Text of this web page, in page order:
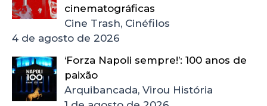
cinematográficas
Cine Trash, Cinéfilos
4 de agosto de 2026
‘Forza Napoli sempre!’: 100 anos de
paixão
Arquibancada, Virou História